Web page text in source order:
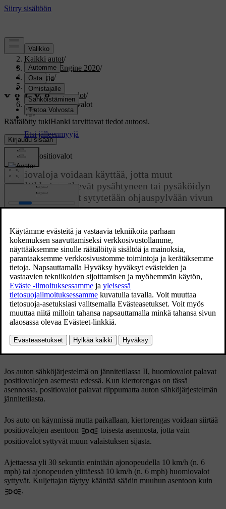
Tuki/
Kaikki autot/
V60 Twin Engine 2020/
Ohjekirja/
Valaistus/
Ulkopuolen valot/
Seisonta-/positiovalot
Räätälöity tukiHanki tarvittavat tiedot autoosi.
Kirjaudu sisään
Päivitetty 19.03.2020
Seisonta-/positiovalot
Positiovaloja voidaan käyttää, jotta muut
tielläliikkujat näkevät pysähtyneen tai pysäköidyn
auton. Positiovalot sytytetään ohjauspylvään vivun
kiertorenkaalla.
Ohjauspylvään vivun kiertorengas positiovalojen
asennossa.
Asettakaa kiertorengas asentoon
- positiovalot syttyvät
Jos auton sähköjärjestelmä on jännitetilassa II, huomiovalot palavat
positiovalojen asemesta edessä. Kun kiertorengas on tässä
asennossa, positiovalot palavat riippumatta auton sähköjärjestelmän
jännitetilasta.
Jos auto on käynnissä mutta paikallaan, kiertorengas voidaan siirtää
positiovalojen asentoon
toisesta asennosta, jotta vain
positiovalot syttyvät muun valaistuksen sijasta.
Ajettaessa yli 30 sekuntia enintään ajonopeudella 10 km/h (n. 6
mph) tai ajonopeuden ylittäessä 10 km/h (n. 6 mph) huomiovalot
syttyvät. Kuljettajan täytyy kääntää säädin muuhun asentoon kuin
.